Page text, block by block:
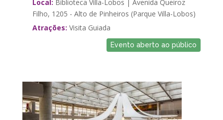
Local: Biblioteca Villa-Lobos | Avenida Queiroz
Filho, 1205 - Alto de Pinheiros (Parque Villa-Lobos)
Atrações: Visita Guiada
Evento aberto ao público